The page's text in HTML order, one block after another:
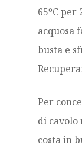
65ºC
acquosa
busta e
Per
di cavolo
costa in